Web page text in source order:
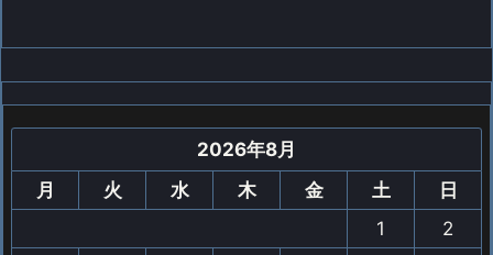
2026年8月
月
火 水 木 金 土
日
1
2